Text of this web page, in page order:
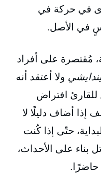
في حركة في
في الأصل.
مُقتصرة على أفراد
ولا أعتقد أنه
افتراض
إذا أضاف دليلًا لا
حتّى إذا كُنت
بناء على الأحداث،
حاضرًا.